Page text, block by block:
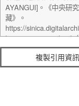
複製引用資訊